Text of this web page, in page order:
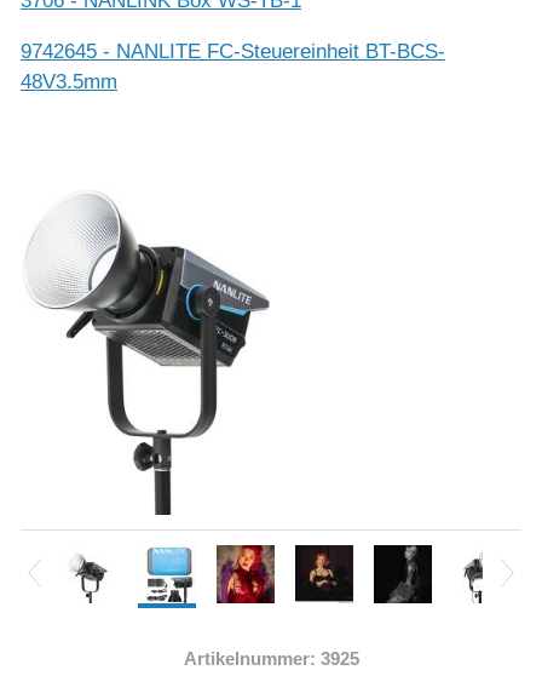
9742645 - NANLITE FC-Steuereinheit BT-BCS-
48V3.5mm
Artikelnummer: 3925